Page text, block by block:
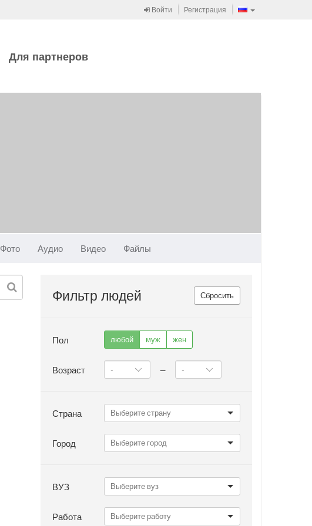
Войти Регистрация
Для партнеров
Фото Аудио Видео Файлы
Сбросить
Фильтр людей
Пол любой муж жен
Возраст —
Страна
Город
ВУЗ
Работа